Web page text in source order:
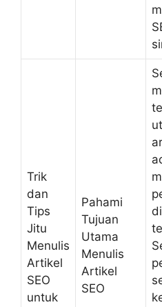
Trik
dan
Tips
Jitu
Menulis
Artikel
SEO
untuk
Pahami
Tujuan
Utama
Menulis
Artikel
SEO